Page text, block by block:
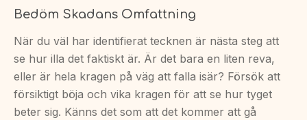
Bedöm Skadans Omfattning
När du väl har identifierat tecknen är nästa steg att
se hur illa det faktiskt är. Är det bara en liten reva,
eller är hela kragen på väg att falla isär? Försök att
försiktigt böja och vika kragen för att se hur tyget
beter sig. Känns det som att det kommer att gå